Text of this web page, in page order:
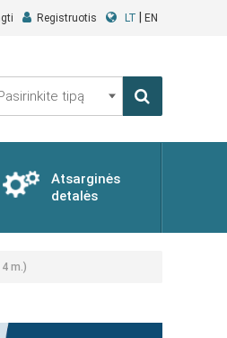
Registruotis LT EN
Atsarginės
detalės
m.)